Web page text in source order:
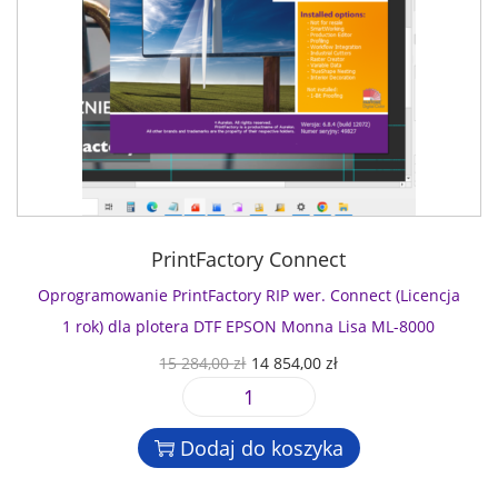
PrintFactory Connect
Oprogramowanie PrintFactory RIP wer. Connect (Licencja
1 rok) dla plotera DTF EPSON Monna Lisa ML-8000
15 284,00zł P
i
e
r
w
14 854,00złA
u
a
i
l
o
Dodaj do koszyka